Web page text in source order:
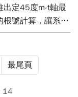
出定45度m-t軸最
根號計算，讓系統
更少的計算時間。
要的參數設定以
磁控制都能實現
最尾頁
14